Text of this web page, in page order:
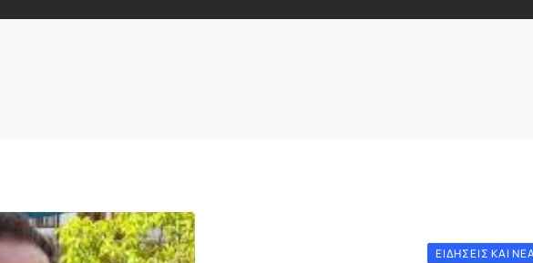
ΕΙΔΉΣΕΙΣ ΚΑΙ